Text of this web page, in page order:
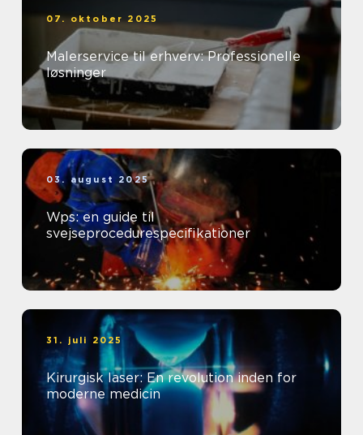
07. oktober 2025
Malerservice til erhverv: Professionelle
løsninger
03. august 2025
Wps: en guide til
svejseprocedurespecifikationer
31. juli 2025
Kirurgisk laser: En revolution inden for
moderne medicin